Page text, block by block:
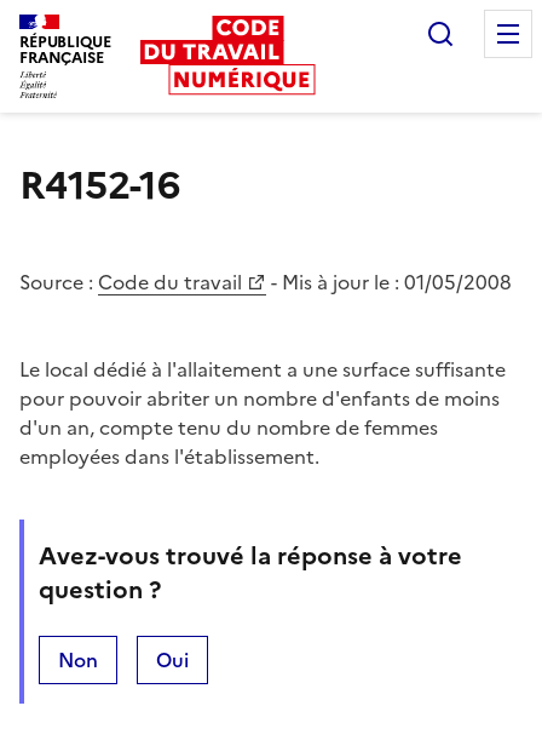
RÉPUBLIQUE
FRANÇAISE
R4152-16
Source : Code du travail - Mis à jour le : 01/05/2008
Le local dédié à l'allaitement a une surface suffisante
pour pouvoir abriter un nombre d'enfants de moins
d'un an, compte tenu du nombre de femmes
employées dans l'établissement.
Avez-vous trouvé la réponse à votre
question ?
Non Oui